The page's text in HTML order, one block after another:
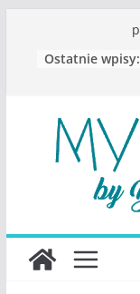
Ostatnie wpisy: